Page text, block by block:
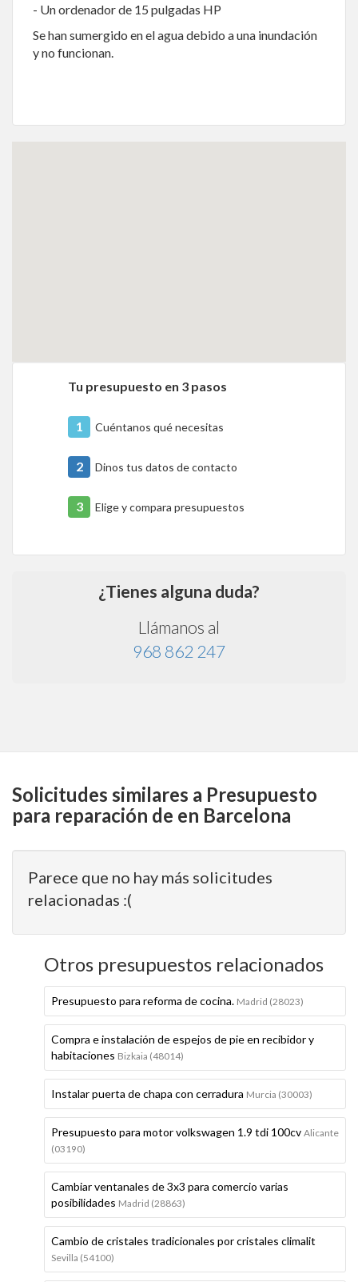
- Un ordenador de 15 pulgadas HP
Se han sumergido en el agua debido a una inundación
y no funcionan.
Tu presupuesto en 3 pasos
1 Cuéntanos qué necesitas
2 Dinos tus datos de contacto
3 Elige y compara presupuestos
¿Tienes alguna duda?
Llámanos al
968 862 247
Solicitudes similares a Presupuesto
para reparación de en Barcelona
Parece que no hay más solicitudes
relacionadas :(
Otros presupuestos relacionados
Presupuesto para reforma de cocina. Madrid (28023)
Compra e instalación de espejos de pie en recibidor y
habitaciones Bizkaia (48014)
Instalar puerta de chapa con cerradura Murcia (30003)
Presupuesto para motor volkswagen 1.9 tdi 100cv Alicante
(03190)
Cambiar ventanales de 3x3 para comercio varias
posibilidades Madrid (28863)
Cambio de cristales tradicionales por cristales climalit
Sevilla (54100)